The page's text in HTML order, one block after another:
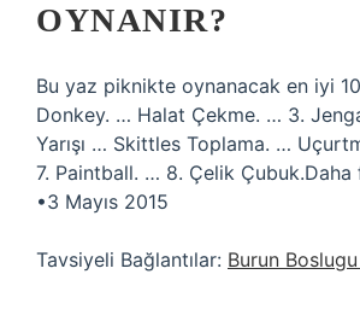
OYNANIR?
Bu yaz piknikte oynanacak en iyi
Donkey. … Halat Çekme. … 3.
Yarışı … Skittles Toplama. …
7. Paintball. … 8. Çelik
•3 Mayıs 2015
Tavsiyeli Bağlantılar: Burun